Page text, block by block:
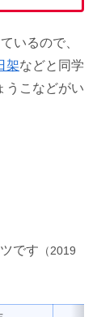
いるので、
架などと同学
うこなどがい
です （2019